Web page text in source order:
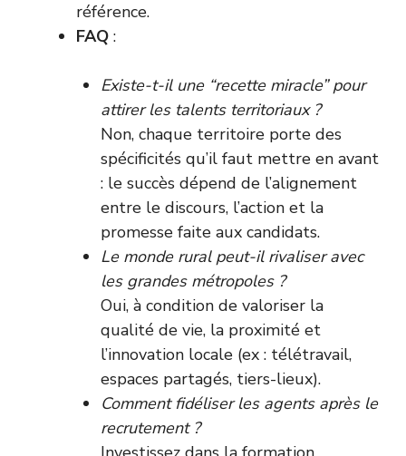
référence.
FAQ :
Existe-t-il une “recette miracle” pour
attirer les talents territoriaux ?
Non, chaque territoire porte des
spécificités qu’il faut mettre en avant
: le succès dépend de l’alignement
entre le discours, l’action et la
promesse faite aux candidats.
Le monde rural peut-il rivaliser avec
les grandes métropoles ?
Oui, à condition de valoriser la
qualité de vie, la proximité et
l’innovation locale (ex : télétravail,
espaces partagés, tiers-lieux).
Comment fidéliser les agents après le
recrutement ?